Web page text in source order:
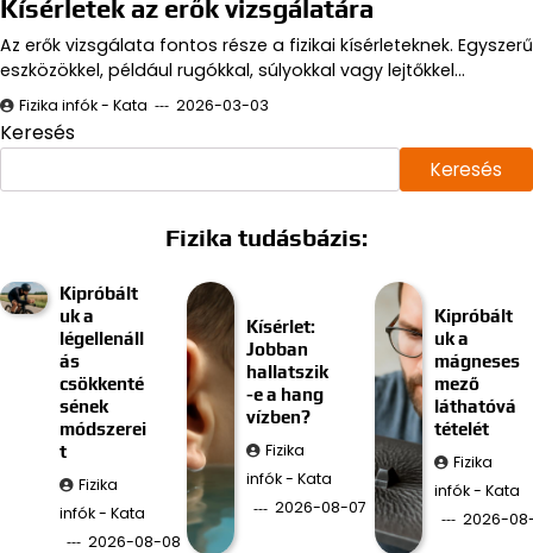
Kísérletek az erők vizsgálatára
Az erők vizsgálata fontos része a fizikai kísérleteknek. Egyszerű
eszközökkel, például rugókkal, súlyokkal vagy lejtőkkel…
Fizika infók - Kata 2026-03-03
Keresés
Keresés
Fizika tudásbázis:
Kipróbált
uk a
légellenáll
ás
csökkenté
sének
módszerei
t
Fizika
infók - Kata
2026-08-08
Kísérlet:
Jobban
hallatszik
-e a hang
vízben?
Fizika
infók - Kata
2026-08-07
Kipróbált
uk a
mágneses
mező
láthatóvá
tételét
Fizika
infók - Kata
2026-